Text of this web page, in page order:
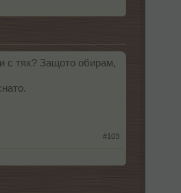
с тях? Защото обирам,
#103